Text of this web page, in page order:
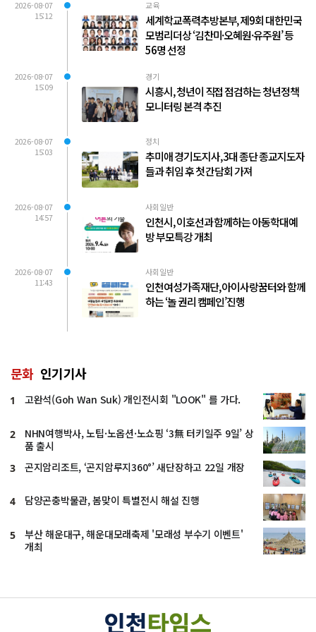
2026-08-07
15:12
교육
세계학교폭력추방본부, 제9회 대한민국
모범리더상 ‘김찬미·오혜원·유주원’ 등
56명 선정
2026-08-07
15:09
경기
시흥시, 청년이 직접 점검하는 청년정책
모니터링 본격 추진
2026-08-07
15:03
정치
추미애 경기도지사, 3대 종단 종교지도자
들과 취임 후 첫 간담회 가져
2026-08-07
14:57
사회일반
인천시, 이호선과 함께하는 아동학대예
방 부모특강 개최
2026-08-07
11:43
사회일반
인천여성가족재단, 아이사랑꿈터와 함께
하는 ‘놀 권리 캠페인’진행
문화 인기기사
1 고완석(Goh Wan Suk) 개인전시회 "LOOK" 를 가다.
2
NHN여행박사, 노팁·노옵션·노쇼핑 ‘3無 터키일주 9일’ 상
품 출시
3 곤지암리조트, ‘곤지암루지360°’ 새단장하고 22일 개장
4 담양곤충박물관, 봄맞이 특별전시 해설 진행
5
부산 해운대구, 해운대모래축제 '모래성 부수기 이벤트'
개최